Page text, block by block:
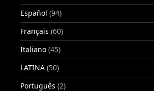
Español (94)
Français (60)
Italiano (45)
LATINA (50)
Português (2)